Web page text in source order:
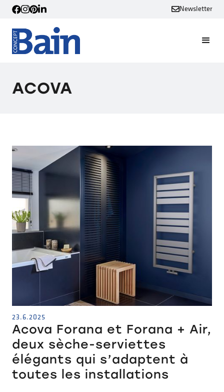
Newsletter
ACOVA
23.6.2025
Acova Forana et Forana + Air,
deux sèche-serviettes
élégants qui s’adaptent à
toutes les installations